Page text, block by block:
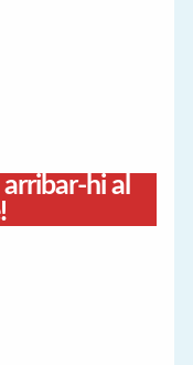
hi al